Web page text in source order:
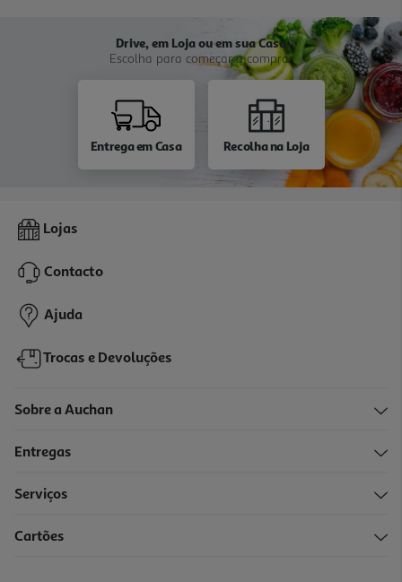
Drive, em Loja ou em sua Casa
Escolha para começar a comprar
Entrega em Casa Recolha na Loja
Lojas
Contacto
Ajuda
Trocas e Devoluções
Sobre a Auchan
Entregas
Serviços
Cartões